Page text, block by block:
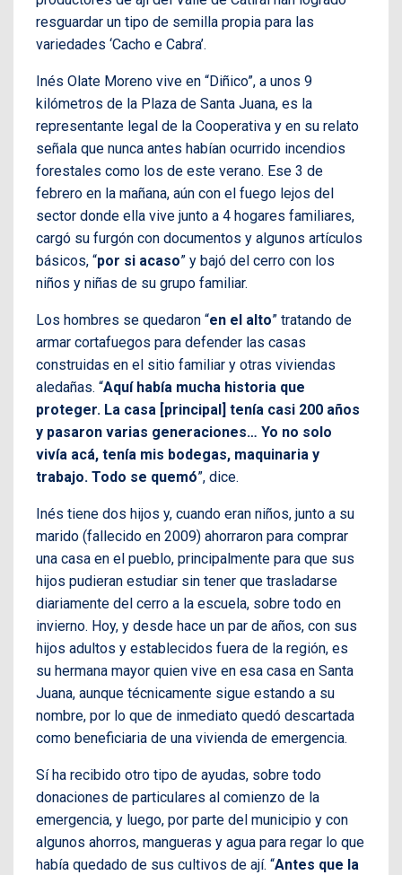
resguardar un tipo de semilla propia para las
variedades ‘Cacho e Cabra’.
Inés Olate Moreno vive en “Diñico”, a unos 9
kilómetros de la Plaza de Santa Juana, es la
representante legal de la Cooperativa y en su relato
señala que nunca antes habían ocurrido incendios
forestales como los de este verano. Ese 3 de
febrero en la mañana, aún con el fuego lejos del
sector donde ella vive junto a 4 hogares familiares,
cargó su furgón con documentos y algunos artículos
básicos, “por si acaso” y bajó del cerro con los
niños y niñas de su grupo familiar.
Los hombres se quedaron “en el alto” tratando de
armar cortafuegos para defender las casas
construidas en el sitio familiar y otras viviendas
aledañas. “Aquí había mucha historia que
proteger. La casa [principal] tenía casi 200 años
y pasaron varias generaciones… Yo no solo
vivía acá, tenía mis bodegas, maquinaria y
trabajo. Todo se quemó”, dice.
Inés tiene dos hijos y, cuando eran niños, junto a su
marido (fallecido en 2009) ahorraron para comprar
una casa en el pueblo, principalmente para que sus
hijos pudieran estudiar sin tener que trasladarse
diariamente del cerro a la escuela, sobre todo en
invierno. Hoy, y desde hace un par de años, con sus
hijos adultos y establecidos fuera de la región, es
su hermana mayor quien vive en esa casa en Santa
Juana, aunque técnicamente sigue estando a su
nombre, por lo que de inmediato quedó descartada
como beneficiaria de una vivienda de emergencia.
Sí ha recibido otro tipo de ayudas, sobre todo
donaciones de particulares al comienzo de la
emergencia, y luego, por parte del municipio y con
algunos ahorros, mangueras y agua para regar lo que
había quedado de sus cultivos de ají. “Antes que la